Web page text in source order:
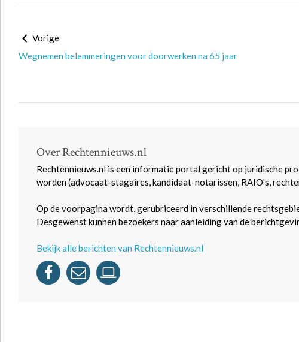
Vorige
Wegnemen belemmeringen voor doorwerken na 65 jaar
Over Rechtennieuws.nl
Rechtennieuws.nl is een informatie portal gericht op juridische
worden (advocaat-stagaires, kandidaat-notarissen, RAIO's,
Op de voorpagina wordt, gerubriceerd in verschillende
Desgewenst kunnen bezoekers naar aanleiding van de
Bekijk alle berichten van Rechtennieuws.nl